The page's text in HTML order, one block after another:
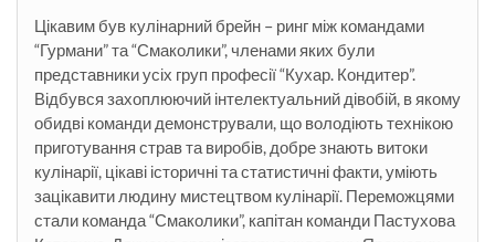
Цікавим був кулінарний брейн – ринг між командами
“Гурмани” та “Смаколики”, членами яких були
представники усіх груп професії “Кухар. Кондитер”.
Відбувся захоплюючий інтелектуальний дівобій, в якому
обидві команди демонстрували, що володіють технікою
приготування страв та виробів, добре знають витоки
кулінарії, цікаві історичні та статистичні факти, уміють
зацікавити людину мистецтвом кулінарії. Переможцями
стали команда “Смаколики”, капітан команди Пастухова